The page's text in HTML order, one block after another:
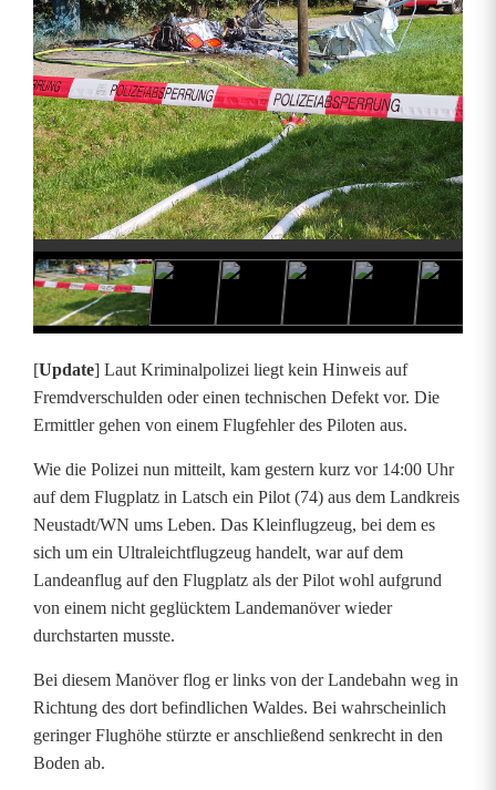
[
U
p
d
a
t
e
]
ö
d
l
i
c
h
e
r
F
l
[Update] Laut Kriminalpolizei liegt kein Hinweis auf
Fremdverschulden oder einen technischen Defekt vor. Die
Ermittler gehen von einem Flugfehler des Piloten aus.
Wie die Polizei nun mitteilt, kam gestern kurz vor 14:00 Uhr
auf dem Flugplatz in Latsch ein Pilot (74) aus dem Landkreis
Neustadt/WN ums Leben. Das Kleinflugzeug, bei dem es
sich um ein Ultraleichtflugzeug handelt, war auf dem
Landeanflug auf den Flugplatz als der Pilot wohl aufgrund
von einem nicht geglücktem Landemanöver wieder
durchstarten musste.
Bei diesem Manöver flog er links von der Landebahn weg in
Richtung des dort befindlichen Waldes. Bei wahrscheinlich
geringer Flughöhe stürzte er anschließend senkrecht in den
Boden ab.